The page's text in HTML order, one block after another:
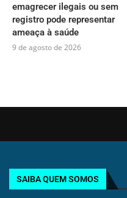
emagrecer ilegais ou sem
registro pode representar
ameaça à saúde
9 de agosto de 2026
SAIBA QUEM SOMOS